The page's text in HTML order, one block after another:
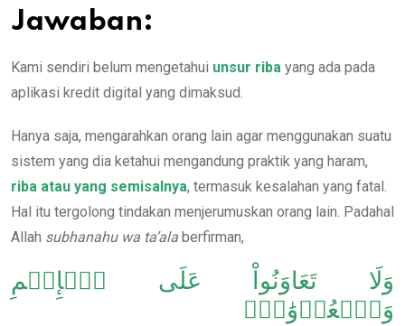
Jawaban:
Kami sendiri belum mengetahui unsur riba yang ada pada
aplikasi kredit digital yang dimaksud.
Hanya saja, mengarahkan orang lain agar menggunakan suatu
sistem yang dia ketahui mengandung praktik yang haram,
riba atau yang semisalnya, termasuk kesalahan yang fatal.
Hal itu tergolong tindakan menjerumuskan orang lain. Padahal
Allah subhanahu wa ta’ala berfirman,
وَلَا تَعَاوَنُواْ عَلَى ٱلۡإِثۡمِ
وَٱلۡعُدۡوَٰنِۚ